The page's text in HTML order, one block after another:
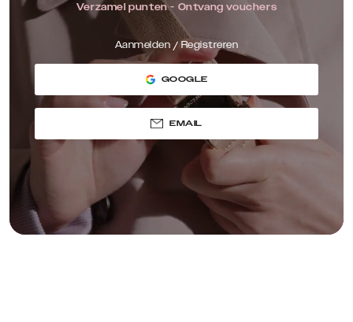
Verzamel punten - Ontvang vouchers
Aanmelden / Registreren
GOOGLE
EMAIL